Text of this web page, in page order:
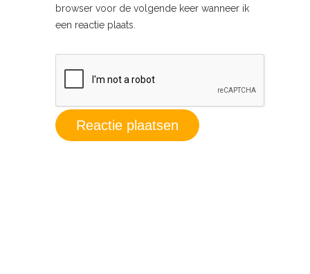
browser voor de volgende keer wanneer ik
een reactie plaats.